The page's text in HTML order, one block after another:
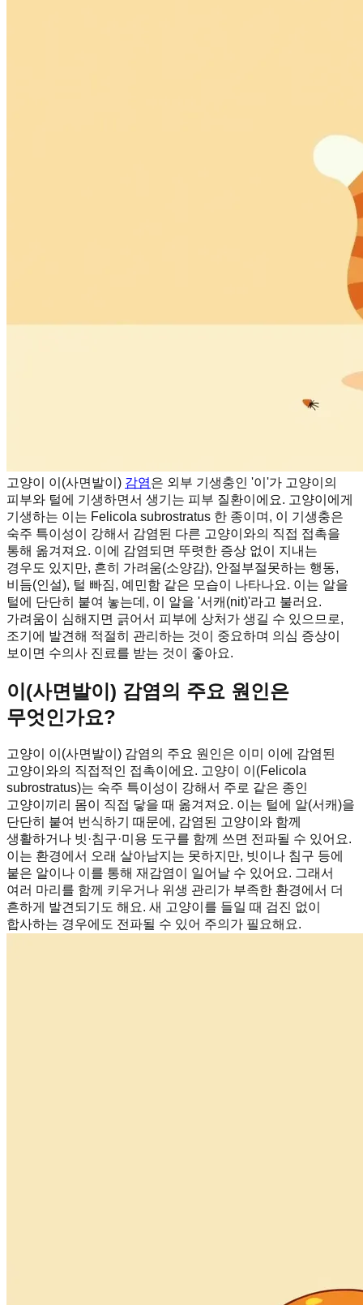
고양이 이(사면발이) 감염은 외부 기생충인 '이'가 고양이의
피부와 털에 기생하면서 생기는 피부 질환이에요. 고양이에게
기생하는 이는 Felicola subrostratus 한 종이며, 이 기생충은
숙주 특이성이 강해서 감염된 다른 고양이와의 직접 접촉을
통해 옮겨져요. 이에 감염되면 뚜렷한 증상 없이 지내는
경우도 있지만, 흔히 가려움(소양감), 안절부절못하는 행동,
비듬(인설), 털 빠짐, 예민함 같은 모습이 나타나요. 이는 알을
털에 단단히 붙여 놓는데, 이 알을 '서캐(nit)'라고 불러요.
가려움이 심해지면 긁어서 피부에 상처가 생길 수 있으므로,
조기에 발견해 적절히 관리하는 것이 중요하며 의심 증상이
보이면 수의사 진료를 받는 것이 좋아요.
이(사면발이) 감염의 주요 원인은
무엇인가요?
고양이 이(사면발이) 감염의 주요 원인은 이미 이에 감염된
고양이와의 직접적인 접촉이에요. 고양이 이(Felicola
subrostratus)는 숙주 특이성이 강해서 주로 같은 종인
고양이끼리 몸이 직접 닿을 때 옮겨져요. 이는 털에 알(서캐)을
단단히 붙여 번식하기 때문에, 감염된 고양이와 함께
생활하거나 빗·침구·미용 도구를 함께 쓰면 전파될 수 있어요.
이는 환경에서 오래 살아남지는 못하지만, 빗이나 침구 등에
붙은 알이나 이를 통해 재감염이 일어날 수 있어요. 그래서
여러 마리를 함께 키우거나 위생 관리가 부족한 환경에서 더
흔하게 발견되기도 해요. 새 고양이를 들일 때 검진 없이
합사하는 경우에도 전파될 수 있어 주의가 필요해요.